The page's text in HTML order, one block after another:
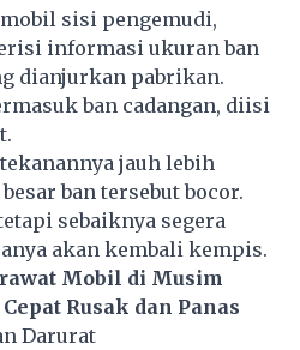
sisi pengemudi,
informasi ukuran ban
dianjurkan pabrikan.
ban cadangan, diisi
jauh lebih
ban tersebut bocor.
sebaiknya segera
akan kembali kempis.
Mobil di Musim
Rusak dan Panas
Darurat